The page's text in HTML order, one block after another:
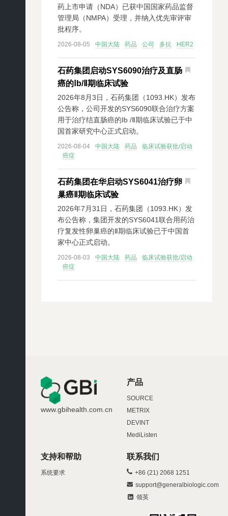
药上市申请（NDA）已获中国国家药品监督
管理局（NMPA）受理，并纳入优先审评审
批程序。
2026-08-05 中国大陆 药品 公司 多抗 HER2
石药集团启动SYS6090治疗及直肠
癌的Ⅰb/Ⅱ期临床试验
2026年8月3日，石药集团（1093.HK）发布
公告称，公司开发的SYS6090联合治疗方案
用于治疗结直肠癌的Ⅰb /Ⅱ期临床试验已于中
国首家研究中心正式启动。
2026-08-04 中国大陆 药品
临床试验获批/启动
癌症
石药集团在华启动SYS6041治疗卵
巢癌Ⅱ期临床试验
2026年7月31日，石药集团（1093.HK）发
布公告称，集团开发的SYS6041联合用药治
疗复发性卵巢癌的Ⅱ期临床试验已于中国首
家中心正式启动。
2026-08-03 中国大陆 药品
临床试验获批/启动
癌症
www.gbihealth.com.cn
产品
SOURCE
METRIX
DEVINT
MediListen
支持和帮助
系统要求
联系我们
+86 (21) 2068 1251
support@generalbiologic.com
领英